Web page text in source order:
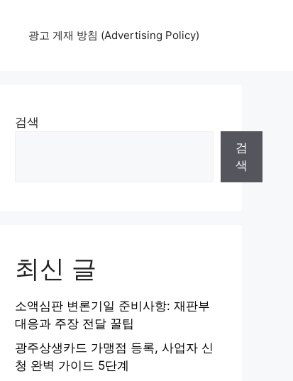
광고 게재 방침 (Advertising Policy)
검색
검
색
최신 글
소액심판 변론기일 준비사항: 재판부
대응과 주장 전달 꿀팁
광주상생카드 가맹점 등록, 사업자 신
청 완벽 가이드 5단계